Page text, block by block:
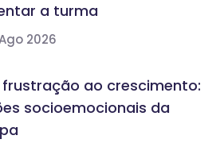
a turma
2026
frustração ao crescimento:
socioemocionais da